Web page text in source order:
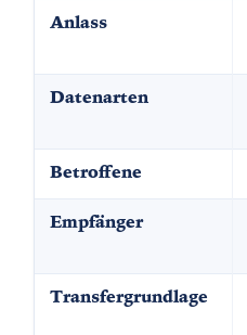
Anlass
Datenarten
Betroffene
Empfänger
Transfergrundlage